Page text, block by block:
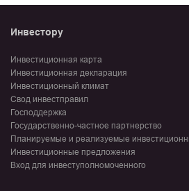
Инвестору
Инвестиционная карта
Инвестиционная декларация
Инвестиционный климат
Свод инвестправил
Господдержка
Государственно-частное партнерство
Планируемые и реализуемые
Инвестиционные предложения
Вход для инвеступолномоченного